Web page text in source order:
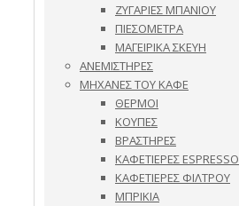
ΖΥΓΑΡΙΕΣ ΜΠΑΝΙΟΥ
ΠΙΕΣΟΜΕΤΡΑ
ΜΑΓΕΙΡΙΚΑ ΣΚΕΥΗ
ΑΝΕΜΙΣΤΗΡΕΣ
ΜΗΧΑΝΕΣ ΤΟΥ ΚΑΦΕ
ΘΕΡΜΟΙ
ΚΟΥΠΕΣ
ΒΡΑΣΤΗΡΕΣ
ΚΑΦΕΤΙΕΡΕΣ ESPRESSO
ΚΑΦΕΤΙΕΡΕΣ ΦΙΛΤΡΟΥ
ΜΠΡΙΚΙΑ